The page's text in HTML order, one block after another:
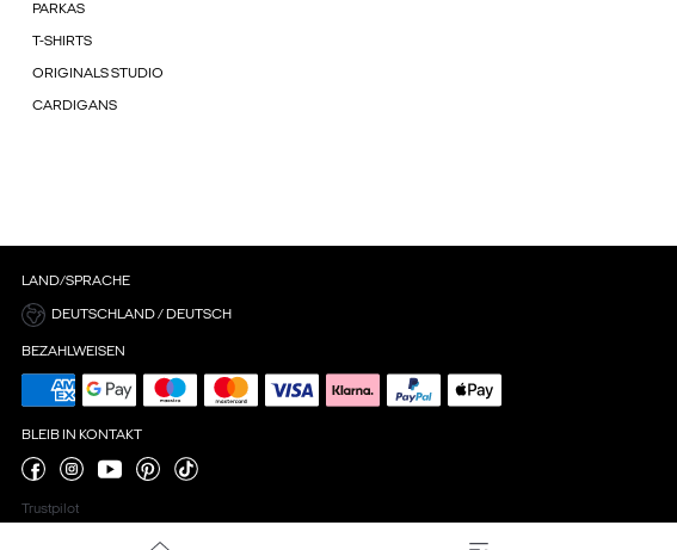
PARKAS
T-SHIRTS
ORIGINALS STUDIO
CARDIGANS
LAND/SPRACHE
DEUTSCHLAND / DEUTSCH
BEZAHLWEISEN
BLEIB IN KONTAKT
Trustpilot